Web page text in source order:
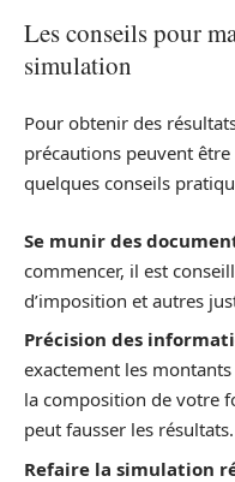
Les conseils pour
simulation
Pour obtenir des
précautions peuvent
quelques conseils
Se munir des
commencer, il est
d’imposition et autres
Précision des
exactement les
la composition de votre
peut fausser les résultats.
Refaire la simulation